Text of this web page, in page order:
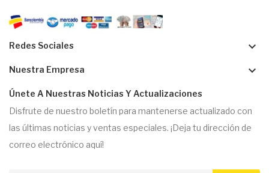
Redes Sociales keyboard_arrow_down
Nuestra Empresa keyboard_arrow_down
Únete A Nuestras Noticias Y Actualizaciones
Disfrute de nuestro boletín para mantenerse actualizado con
las últimas noticias y ventas especiales. ¡Deja tu dirección de
correo electrónico aquí!